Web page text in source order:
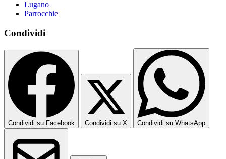
Lugano
Parrocchie
Condividi
Condividi su Facebook Condividi su X Condividi su WhatsApp